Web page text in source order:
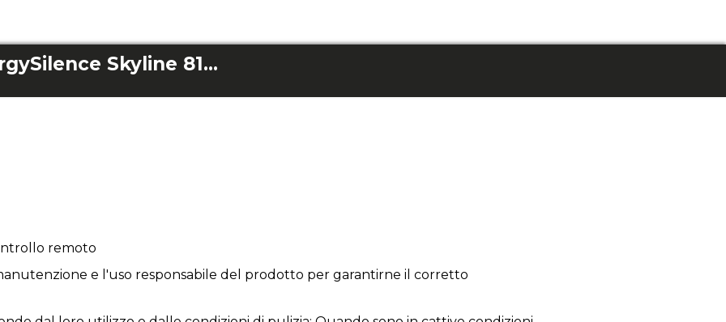
Telecomando EnergySilence Skyline 8150
remoto
e l'uso responsabile del prodotto per garantirne il corretto